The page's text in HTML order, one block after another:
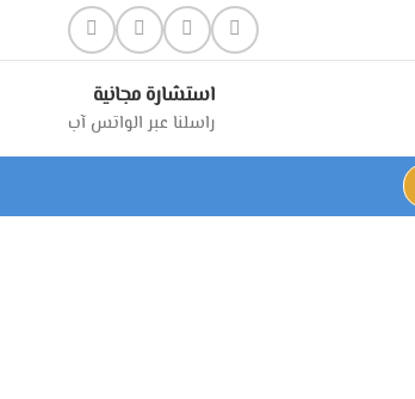
استشارة مجانية
راسلنا عبر الواتس آب